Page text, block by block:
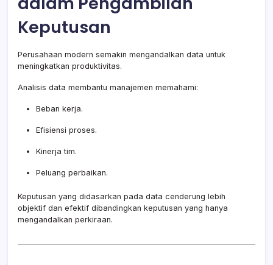
Keputusan
Perusahaan modern semakin mengandalkan data untuk
meningkatkan produktivitas.
Analisis data membantu manajemen memahami:
Beban kerja.
Efisiensi proses.
Kinerja tim.
Peluang perbaikan.
Keputusan yang didasarkan pada data cenderung lebih
objektif dan efektif dibandingkan keputusan yang hanya
mengandalkan perkiraan.